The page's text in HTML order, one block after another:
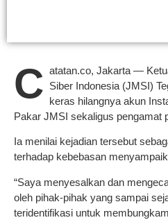
C atatan.co, Jakarta —
Siber Indonesia (JMSI)
keras hilangnya akun
Pakar JMSI sekaligus pengamat
Ia menilai kejadian tersebut
terhadap kebebasan
“Saya menyesalkan dan
oleh pihak-pihak yang sampai
teridentifikasi untuk